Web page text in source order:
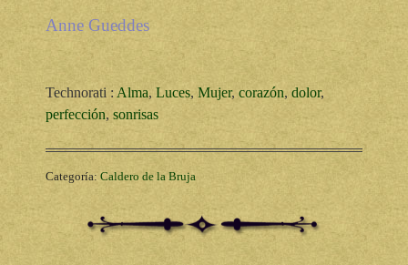
Anne Gueddes
Technorati : Alma, Luces, Mujer, corazón, dolor,
perfección, sonrisas
Categoría: Caldero de la Bruja